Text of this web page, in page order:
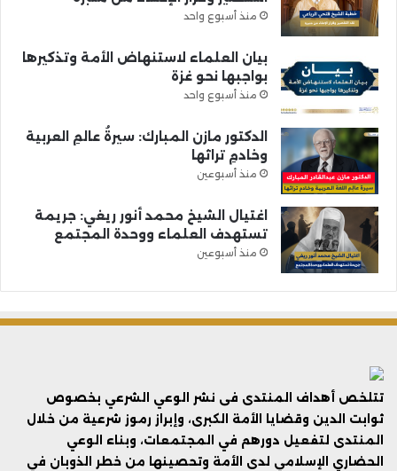
منذ أسبوع واحد
بيان العلماء لاستنهاض الأمة وتذكيرها
بواجبها نحو غزة
منذ أسبوع واحد
الدكتور مازن المبارك: سيرةُ عالمِ العربية
وخادمِ تراثها
منذ أسبوعين
اغتيال الشيخ محمد أنور ريغي: جريمة
تستهدف العلماء ووحدة المجتمع
منذ أسبوعين
تتلخص أهداف المنتدى فى نشر الوعي الشرعي بخصوص
ثوابت الدين وقضايا الأمة الكبرى، وإبراز رموز شرعية من خلال
المنتدى لتفعيل دورهم في المجتمعات، وبناء الوعي
الحضاري الإسلامي لدى الأمة وتحصينها من خطر الذوبان في